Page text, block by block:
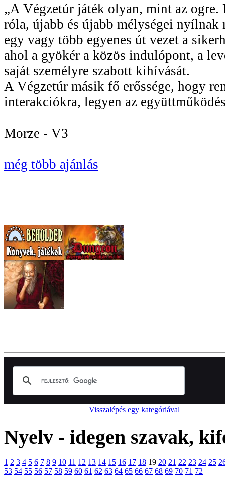
„A Végzetúr játék olyan, mint az
róla, újabb és újabb mélységei
egy vagy több egyenes út vezet a
ahol a gyökér a közös indulópont, a
saját személyre szabott kihívását.
A Végzetúr másik fő erőssége, hogy
interakciókra, legyen az
Morze - V3
még több ajánlás
Visszalépés egy kategóriával
Nyelv - idegen szavak,
1 2 3 4 5 6 7 8 9 10 11 12 13 14 15 16 17 18 19 20 21 22 23 24 25
53 54 55 56 57 58 59 60 61 62 63 64 65 66 67 68 69 70 71 72